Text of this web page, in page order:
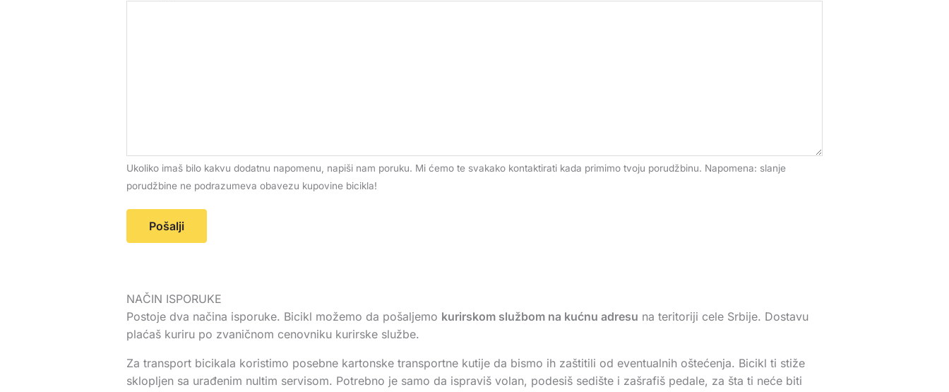
Ukoliko imaš bilo kakvu dodatnu napomenu, napiši nam poruku. Mi ćemo te svakako kontaktirati kada primimo tvoju porudžbinu. Napomena: slanje
porudžbine ne podrazumeva obavezu kupovine bicikla!
Pošalji
NAČIN ISPORUKE
Postoje dva načina isporuke. Bicikl možemo da pošaljemo kurirskom službom na kućnu adresu na teritoriji cele Srbije. Dostavu
plaćaš kuriru po zvaničnom cenovniku kurirske službe.
Za transport bicikala koristimo posebne kartonske transportne kutije da bismo ih zaštitili od eventualnih oštećenja. Bicikl ti stiže
sklopljen sa urađenim nultim servisom. Potrebno je samo da ispraviš volan, podesiš sedište i zašrafiš pedale, za šta ti neće biti